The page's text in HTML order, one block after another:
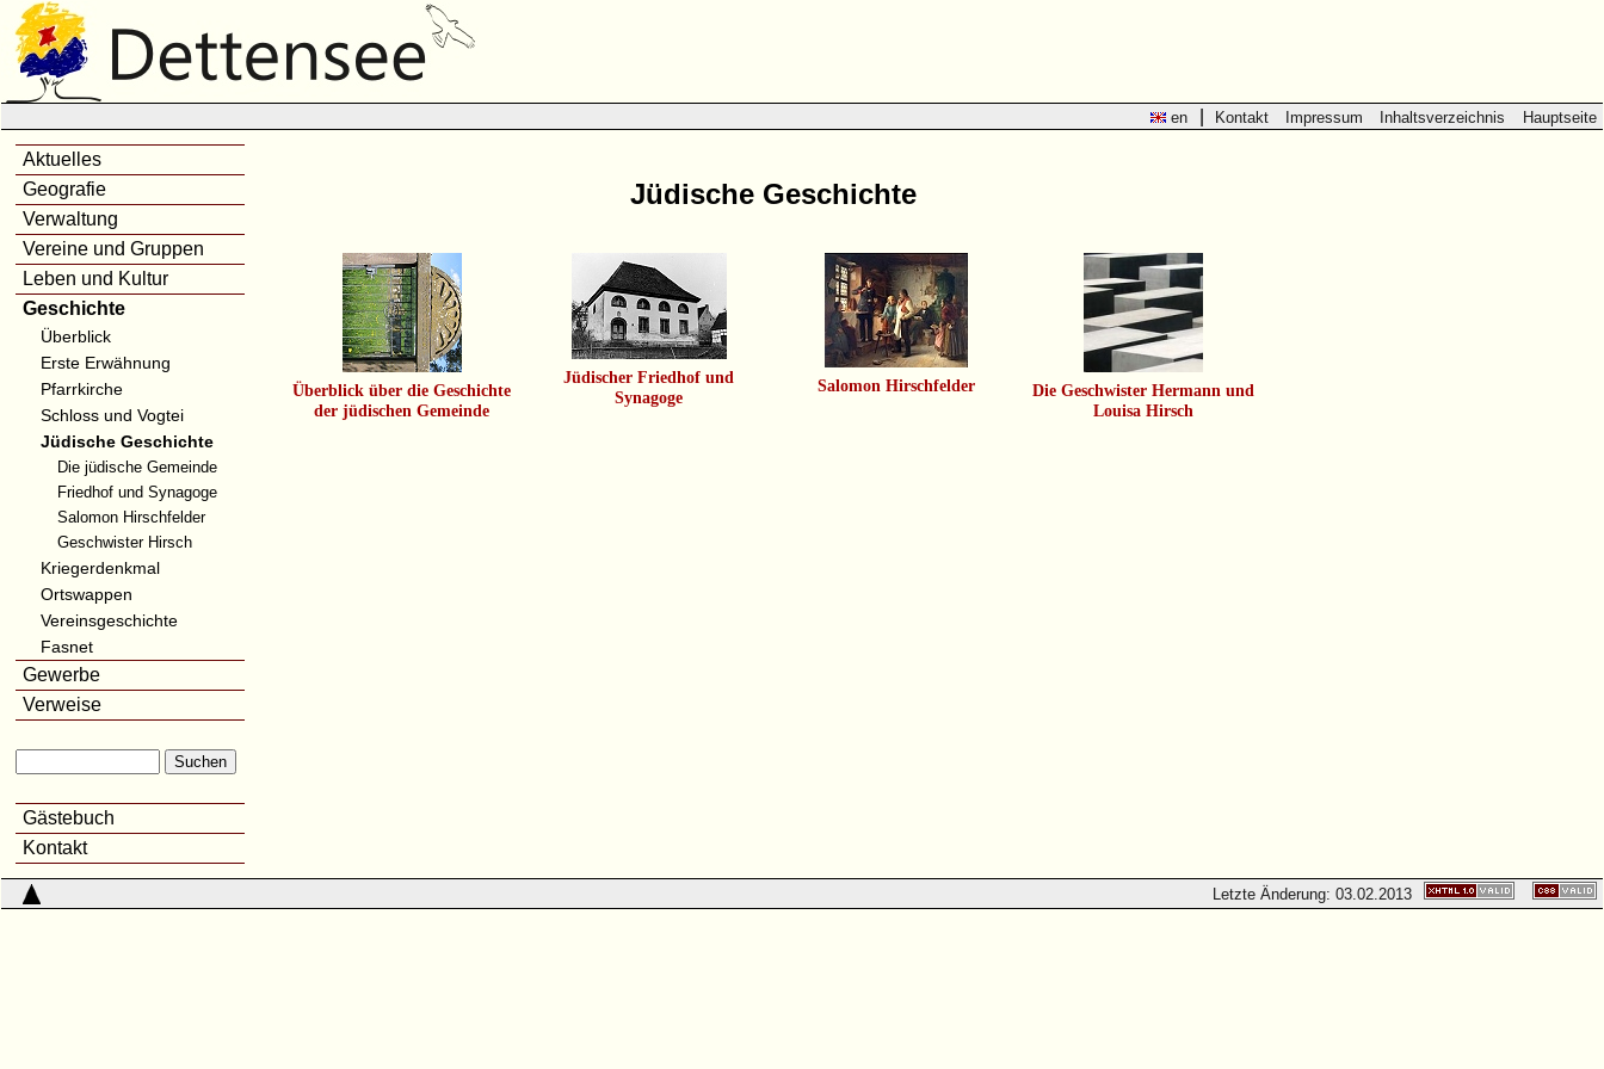
en Kontakt Impressum Inhaltsverzeichnis Hauptseite
Aktuelles
Geografie
Verwaltung
Vereine und Gruppen
Leben und Kultur
Geschichte
Überblick
Erste Erwähnung
Pfarrkirche
Schloss und Vogtei
Jüdische Geschichte
Die jüdische Gemeinde
Friedhof und Synagoge
Salomon Hirschfelder
Geschwister Hirsch
Kriegerdenkmal
Ortswappen
Vereinsgeschichte
Fasnet
Gewerbe
Verweise
Gästebuch
Kontakt
Jüdische Geschichte
Überblick über die Geschichte
der jüdischen Gemeinde
Jüdischer Friedhof und
Synagoge
Salomon Hirschfelder
Die Geschwister Hermann und
Louisa Hirsch
Letzte Änderung:03.02.2013